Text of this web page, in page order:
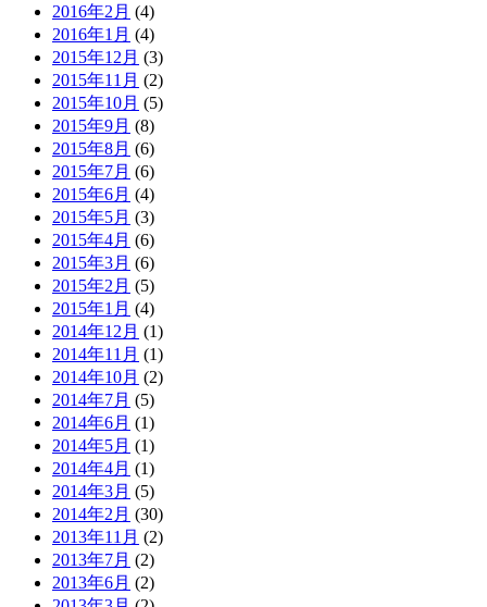
2016年2月 (4)
2016年1月 (4)
2015年12月 (3)
2015年11月 (2)
2015年10月 (5)
2015年9月 (8)
2015年8月 (6)
2015年7月 (6)
2015年6月 (4)
2015年5月 (3)
2015年4月 (6)
2015年3月 (6)
2015年2月 (5)
2015年1月 (4)
2014年12月 (1)
2014年11月 (1)
2014年10月 (2)
2014年7月 (5)
2014年6月 (1)
2014年5月 (1)
2014年4月 (1)
2014年3月 (5)
2014年2月 (30)
2013年11月 (2)
2013年7月 (2)
2013年6月 (2)